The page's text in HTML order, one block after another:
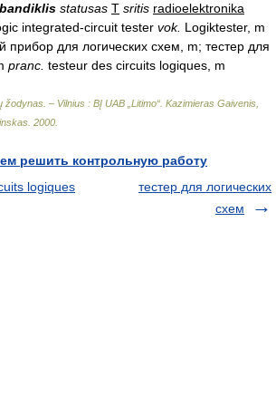
bandiklis statusas T sritis radioelektronika
integrated-circuit tester vok. Logiktester, m
прибор для логических схем, m; тестер для
pranc. testeur des circuits logiques, m
– Vilnius : BĮ UAB „Litimo“ Kazimieras Gaivenis,
2000
решить контрольную работу
logiques
тестер для логических
схем